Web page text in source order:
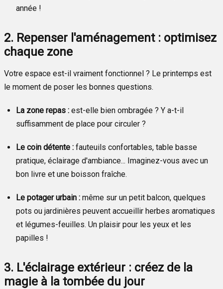
année !
2. Repenser l'aménagement : optimisez
chaque zone
Votre espace est-il vraiment fonctionnel ? Le printemps est
le moment de poser les bonnes questions.
La zone repas : est-elle bien ombragée ? Y a-t-il
suffisamment de place pour circuler ?
Le coin détente : fauteuils confortables, table basse
pratique, éclairage d'ambiance... Imaginez-vous avec un
bon livre et une boisson fraîche.
Le potager urbain : même sur un petit balcon, quelques
pots ou jardinières peuvent accueillir herbes aromatiques
et légumes-feuilles. Un plaisir pour les yeux et les
papilles !
3. L'éclairage extérieur : créez de la
magie à la tombée du jour